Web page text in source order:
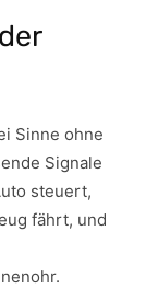
Sinne ohne
Signale
steuert,
fährt, und